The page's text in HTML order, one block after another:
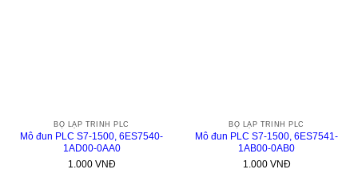
BỘ LẬP TRÌNH PLC
Mô đun PLC S7-1500, 6ES7540-
1AD00-0AA0
1.000VNĐ
BỘ LẬP TRÌNH PLC
Mô đun PLC S7-1500, 6ES7541-
1AB00-0AB0
1.000VNĐ